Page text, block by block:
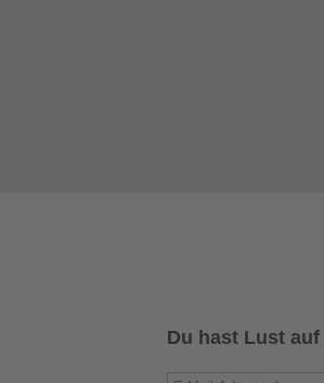
Du hast Lust